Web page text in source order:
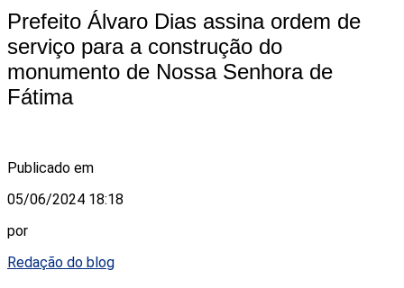
Prefeito Álvaro Dias assina ordem de
serviço para a construção do
monumento de Nossa Senhora de
Fátima
Publicado em
05/06/2024 18:18
por
Redação do blog